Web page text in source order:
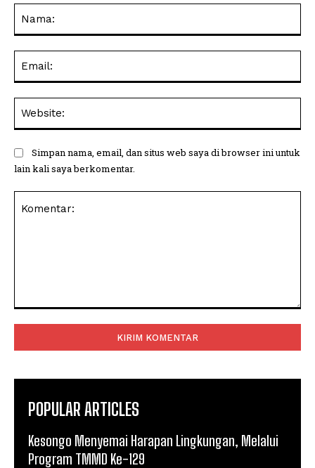
Simpan nama, email, dan situs web saya di browser ini untuk
lain kali saya berkomentar.
POPULAR ARTICLES
Kesongo Menyemai Harapan Lingkungan, Melalui
Program TMMD Ke-129